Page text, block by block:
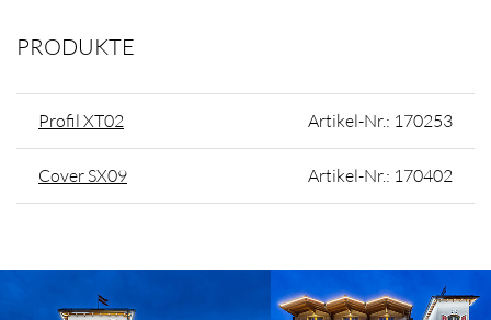
PRODUKTE
Profil XT02 Artikel-Nr.: 170253
Cover SX09 Artikel-Nr.: 170402